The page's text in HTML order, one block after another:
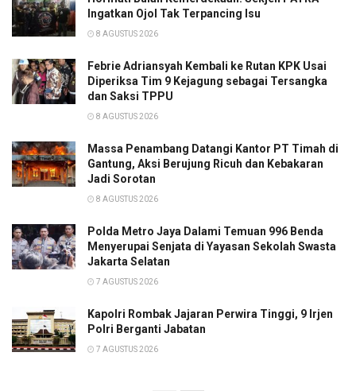
Ingatkan Ojol Tak Terpancing Isu
8 AGUSTUS 2026
Febrie Adriansyah Kembali ke Rutan KPK Usai
Diperiksa Tim 9 Kejagung sebagai Tersangka
dan Saksi TPPU
8 AGUSTUS 2026
Massa Penambang Datangi Kantor PT Timah di
Gantung, Aksi Berujung Ricuh dan Kebakaran
Jadi Sorotan
8 AGUSTUS 2026
Polda Metro Jaya Dalami Temuan 996 Benda
Menyerupai Senjata di Yayasan Sekolah Swasta
Jakarta Selatan
7 AGUSTUS 2026
Kapolri Rombak Jajaran Perwira Tinggi, 9 Irjen
Polri Berganti Jabatan
7 AGUSTUS 2026